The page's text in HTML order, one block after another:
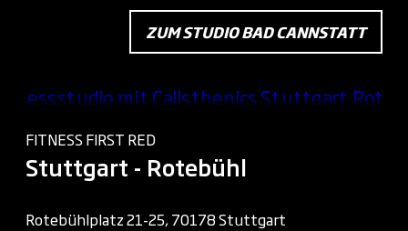
ZUM STUDIO BAD CANNSTATT
FITNESS FIRST RED
Stuttgart - Rotebühl
Rotebühlplatz 21-25, 70178 Stuttgart